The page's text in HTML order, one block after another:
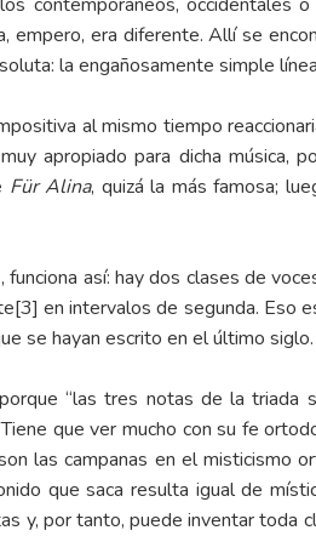
empero, era diferente. Allí se
la engañosamente simple
al mismo tiempo
apropiado para dicha
Für Alina, quizá la más famosa;
así: hay dos clases de
[3] en intervalos de segunda. Eso
se hayan escrito en el último
“las tres notas de la triada
que ver mucho con su fe
las campanas en el misticismo
que saca resulta igual de
y, por tanto, puede inventar toda